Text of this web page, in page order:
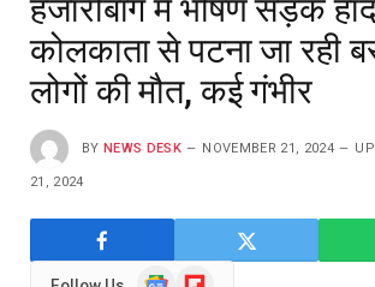
हजारीबाग में भीषण सड़क
कोलकाता से पटना जा रही
लोगों की मौत, कई गंभीर
BY NEWS DESK NOVEMBER 21, 2024
21, 2024
GoogleFlipboard